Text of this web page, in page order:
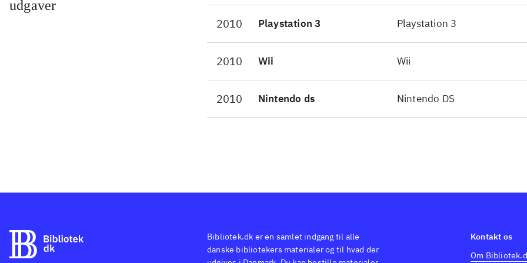
figurer, og spillet er strikket sådan sammen, at alle baner skal
udgaver
2010 Playstation 3 Playstation 3
2010 Wii Wii
2010 Nintendo ds Nintendo DS
Bibliotek.dk er en samlet indgang til alle
danske bibliotekers materialer og til hvad der
Kontakt os
Om